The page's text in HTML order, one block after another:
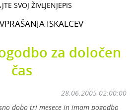
SVOJ ŽIVLJENJEPIS
ISKALCEV
za določen
čas
28.06.2005 02:00:00
dobo tri mesece in imam pogodbo